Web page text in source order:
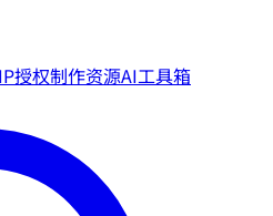
授权制作资源AI工具箱